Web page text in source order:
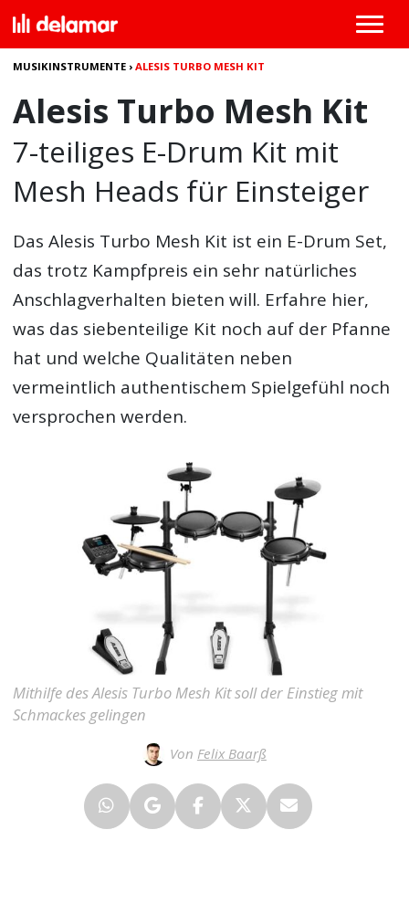
MUSIKINSTRUMENTE ›ALESIS TURBO MESH KIT
Alesis Turbo Mesh Kit
7-teiliges E-Drum Kit mit
Mesh Heads für Einsteiger
DasAlesis Turbo Mesh Kit ist ein E-Drum Set,
das trotz Kampfpreis ein sehr natürliches
Anschlagverhalten bieten will. Erfahre hier,
was das siebenteilige Kit noch auf der Pfanne
hat und welche Qualitäten neben
vermeintlich authentischem Spielgefühl noch
versprochen werden.
Mithilfe des Alesis Turbo Mesh Kit soll der Einstieg mit
Schmackes gelingen
Von Felix Baarß